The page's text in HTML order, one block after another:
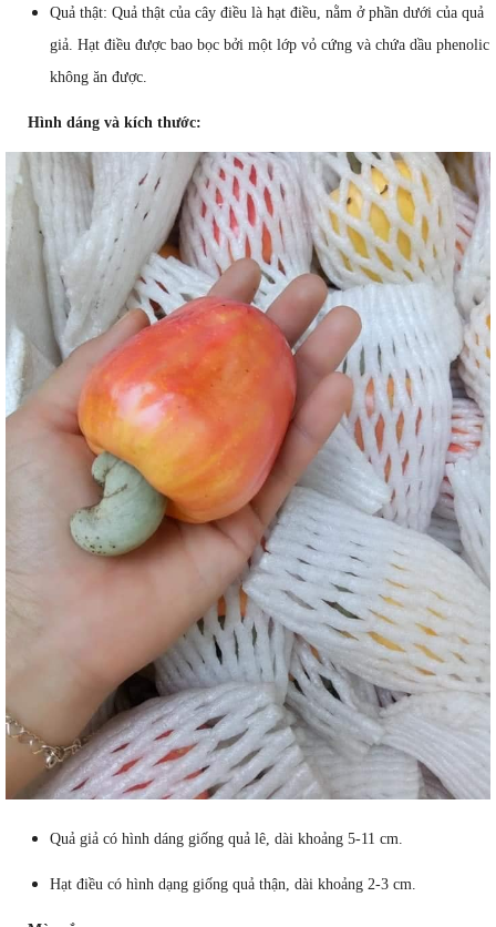
Quả thật: Quả thật của cây điều là hạt điều, nằm ở phần dưới của quả
giả. Hạt điều được bao bọc bởi một lớp vỏ cứng và chứa dầu phenolic
không ăn được.
Hình dáng và kích thước:
Quả giả có hình dáng giống quả lê, dài khoảng 5-11 cm.
Hạt điều có hình dạng giống quả thận, dài khoảng 2-3 cm.